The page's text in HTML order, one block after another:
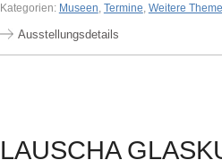
Kategorien: Museen, Termine, Weitere
Ausstellungsdetails
LAUSCHA